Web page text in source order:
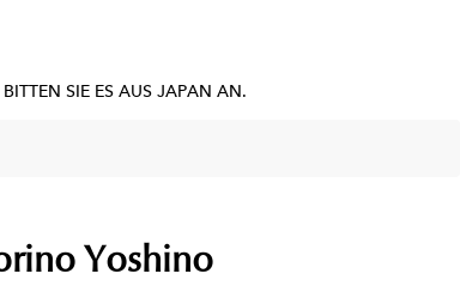
BITTEN SIE ES AUS JAPAN AN.
Yoshino